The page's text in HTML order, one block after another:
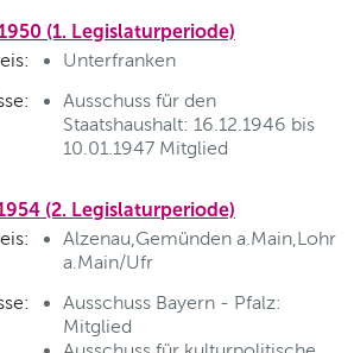
(1. Legislaturperiode)
Unterfranken
Ausschuss für den
Staatshaushalt: 16.12.1946 bis
10.01.1947 Mitglied
(2. Legislaturperiode)
Alzenau,Gemünden a.Main,Lohr
a.Main/Ufr
Ausschuss Bayern - Pfalz:
Mitglied